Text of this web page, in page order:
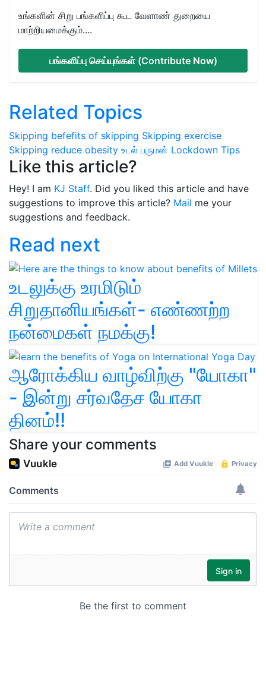
உங்களின் சிறு பங்களிப்பு கூட வேளாண் துறையை
மாற்றியமைக்கும்....
பங்களிப்பு செய்யுங்கள் (Contribute Now)
Related Topics
Skipping befefits of skipping Skipping exercise
Skipping reduce obesity உடல் பருமன் Lockdown Tips
Like this article?
Hey! I am KJ Staff. Did you liked this article and have
suggestions to improve this article? Mail me your
suggestions and feedback.
Read next
உடலுக்கு உரமிடும்
சிறுதானியங்கள்- எண்ணற்ற
நன்மைகள் நமக்கு!
ஆரோக்கிய வாழ்விற்கு "யோகா"
- இன்று சர்வதேச யோகா
தினம்!!
Share your comments